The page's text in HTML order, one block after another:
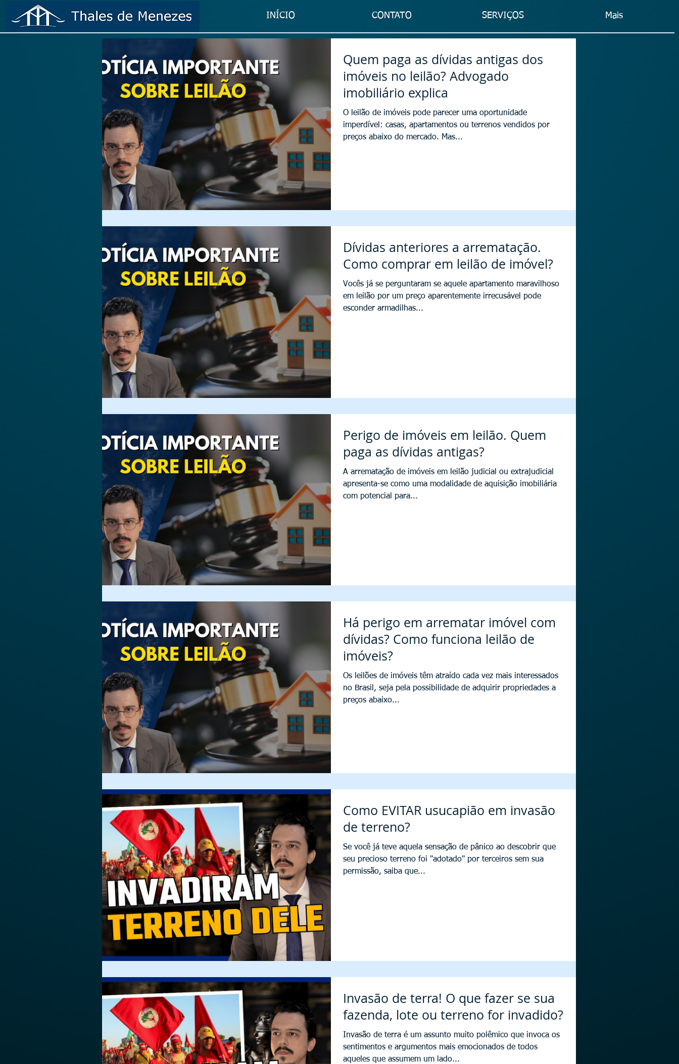
INÍCIO CONTATO SERVIÇOS Mais
Quem paga as dívidas antigas dos
imóveis no leilão? Advogado
imobiliário explica
O leilão de imóveis pode parecer uma oportunidade
imperdível: casas, apartamentos ou terrenos vendidos por
preços abaixo do mercado. Mas...
Dívidas anteriores a arrematação.
Como comprar em leilão de imóvel?
Vocês já se perguntaram se aquele apartamento maravilhoso
em leilão por um preço aparentemente irrecusável pode
esconder armadilhas...
Perigo de imóveis em leilão. Quem
paga as dívidas antigas?
A arrematação de imóveis em leilão judicial ou extrajudicial
apresenta-se como uma modalidade de aquisição imobiliária
com potencial para...
Há perigo em arrematar imóvel com
dívidas? Como funciona leilão de
imóveis?
Os leilões de imóveis têm atraído cada vez mais interessados
no Brasil, seja pela possibilidade de adquirir propriedades a
preços abaixo...
Como EVITAR usucapião em invasão
de terreno?
Se você já teve aquela sensação de pânico ao descobrir que
seu precioso terreno foi "adotado" por terceiros sem sua
permissão, saiba que...
Invasão de terra! O que fazer se sua
fazenda, lote ou terreno for invadido?
Invasão de terra é um assunto muito polêmico que invoca os
sentimentos e argumentos mais emocionados de todos
aqueles que assumem um lado...